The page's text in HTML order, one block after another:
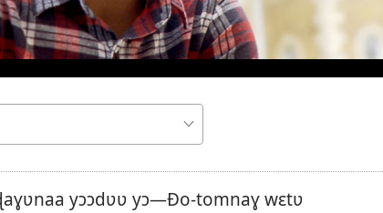
yɔɔdʋʋ yɔ—Ðo-tomnaɣ wɛtʋ